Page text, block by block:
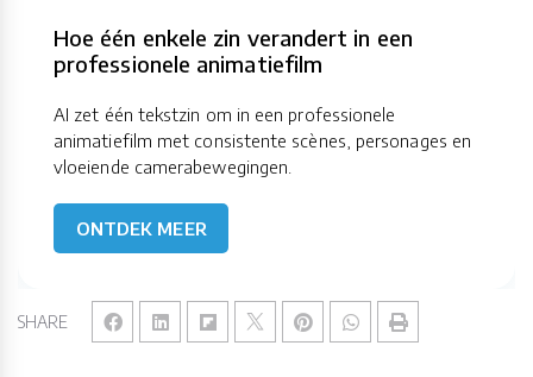
SHARE
Hoe één enkele zin verandert in een
professionele animatiefilm
AI zet één tekstzin om in een professionele
animatiefilm met consistente scènes, personages en
vloeiende camerabewegingen.
ONTDEK MEER